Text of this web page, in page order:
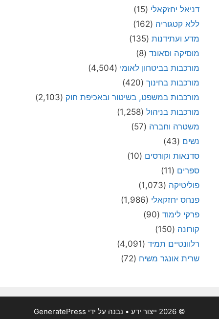
דניאל יחזקאלי (15)
ללא קטגוריה (162)
מדע ועתידנות (135)
מוסיקה וסאונד (8)
מורכבות בביטחון לאומי (4,504)
מורכבות בחינוך (420)
מורכבות במשפט, בשיטור ובאכיפת חוק (2,103)
מורכבות בניהול (1,258)
משטרה וחברה (57)
נשים (43)
סדנאות וקורסים (10)
ספרים (11)
פוליטיקה (1,073)
פנחס יחזקאלי (1,986)
פרקי לימוד (90)
קורונה (150)
רלוונטיים תמיד (4,091)
שרית אונגר משיח (72)
© 2026 ייצור ידע • נבנה על ידי GeneratePress